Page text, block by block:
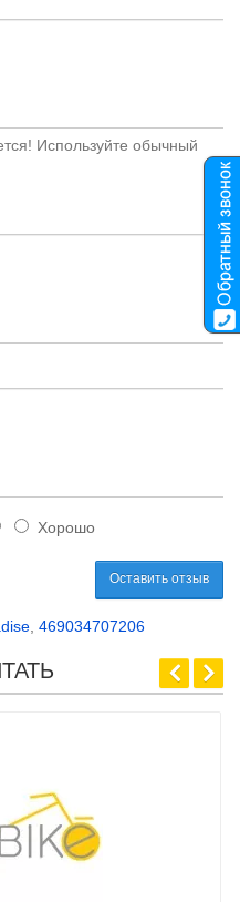
Используйте обычный
Хорошо
Оставить отзыв
469034707206